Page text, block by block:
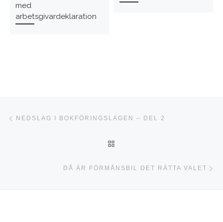
med
arbetsgivardeklaration
Inläggsnavigering
NEDSLAG I BOKFÖRINGSLAGEN – DEL 2
DÅ ÄR FÖRMÅNSBIL DET RÄTTA VALET